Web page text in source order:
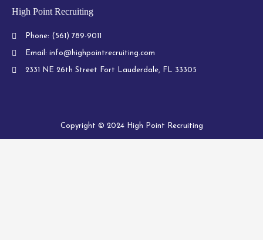
High Point Recruiting
Phone: (561) 789-9011
Email: info@highpointrecruiting.com
2331 NE 26th Street Fort Lauderdale, FL 33305
Copyright © 2024 High Point Recruiting